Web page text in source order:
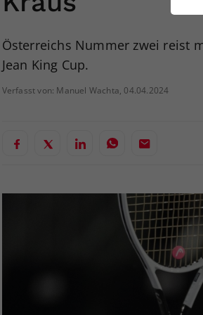
Österreichs Nummer zwei reist
Jean King Cup.
Verfasst von: Manuel Wachta, 04.04.2024